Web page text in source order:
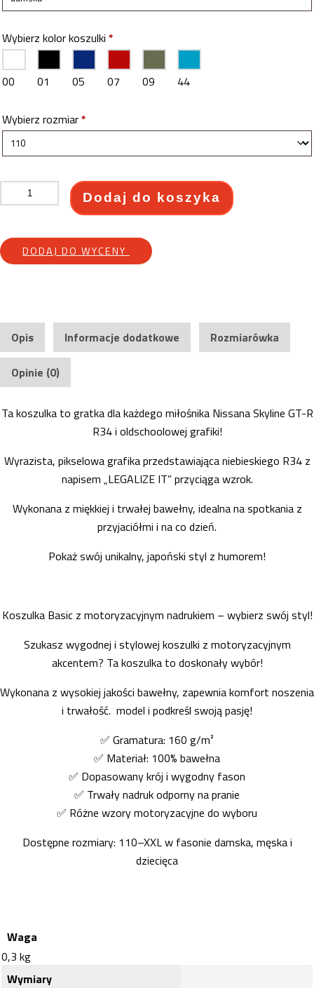
Wybierz kolor koszulki *
00 01 05 07 09 44
Wybierz rozmiar*
Legalize
-
Skyline
Koszulka
dla
Fanów
JDM
Dodaj do koszyka
DODAJ DO WYCENY
Opis Informacje dodatkowe Rozmiarówka
Opinie (0)
Ta koszulka to gratka dla każdego miłośnika Nissana Skyline GT-R
R34 i oldschoolowej grafiki!
Wyrazista, pikselowa grafika przedstawiająca niebieskiego R34 z
napisem „LEGALIZE IT” przyciąga wzrok.
Wykonana z miękkiej i trwałej bawełny, idealna na spotkania z
przyjaciółmi i na co dzień.
Pokaż swój unikalny, japoński styl z humorem!
Koszulka Basic z motoryzacyjnym nadrukiem – wybierz swój styl!
Szukasz wygodnej i stylowej koszulki z motoryzacyjnym
akcentem? Ta koszulka to doskonały wybór!
Wykonana z wysokiej jakości bawełny, zapewnia komfort noszenia
i trwałość. model i podkreśl swoją pasję!
✅ Gramatura: 160 g/m²
✅ Materiał: 100% bawełna
✅ Dopasowany krój i wygodny fason
✅ Trwały nadruk odporny na pranie
✅ Różne wzory motoryzacyjne do wyboru
Dostępne rozmiary: 110–XXL w fasonie damska, męska i
dziecięca
Waga
0,3 kg
Wymiary